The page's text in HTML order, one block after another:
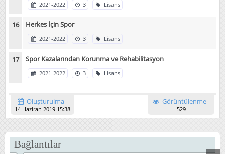
2021-2022 3 Lisans
Herkes İçin Spor
2021-2022 3 Lisans
Spor Kazalarından Korunma ve Rehabilitasyon
2021-2022 3 Lisans
Oluşturulma
14 Haziran 2019 15:38
Görüntülenme
529
Bağlantılar